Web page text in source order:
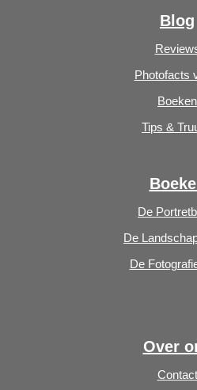
Blog
Photofacts
Boeken
Tips &
De
De
De
Over
Contact